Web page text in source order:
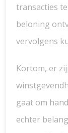
transacties
beloning
vervolgens
Kortom, er
gaat om
echter